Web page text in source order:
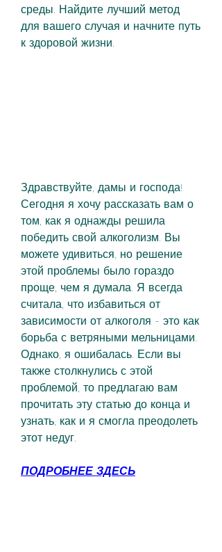
среды. Найдите лучший метод
для вашего случая и начните путь
к здоровой жизни.
Здравствуйте, дамы и господа!
Сегодня я хочу рассказать вам о
том, как я однажды решила
победить свой алкоголизм. Вы
можете удивиться, но решение
этой проблемы было гораздо
проще, чем я думала. Я всегда
считала, что избавиться от
зависимости от алкоголя - это как
борьба с ветряными мельницами.
Однако, я ошибалась. Если вы
также столкнулись с этой
проблемой, то предлагаю вам
прочитать эту статью до конца и
узнать, как и я смогла преодолеть
этот недуг.
ПОДРОБНЕЕ ЗДЕСЬ